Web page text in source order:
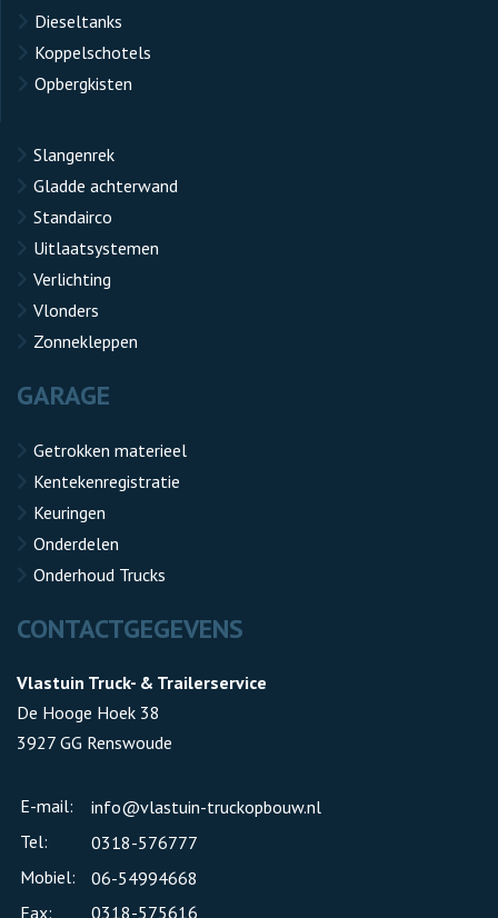
Dieseltanks
Koppelschotels
Opbergkisten
Slangenrek
Gladde achterwand
Standairco
Uitlaatsystemen
Verlichting
Vlonders
Zonnekleppen
GARAGE
Getrokken materieel
Kentekenregistratie
Keuringen
Onderdelen
Onderhoud Trucks
CONTACTGEGEVENS
Vlastuin Truck- & Trailerservice
De Hooge Hoek 38
3927 GG Renswoude
E-mail:
info@vlastuin-truckopbouw.nl
Tel:
0318-576777
Mobiel:
06-54994668
Fax:
0318-575616